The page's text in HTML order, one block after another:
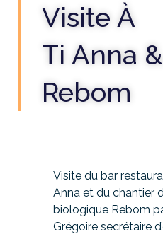
Visite À
Ti Anna &
Rebom
Visite du bar
Anna et du chantier
biologique Rebom
Grégoire secrétaire